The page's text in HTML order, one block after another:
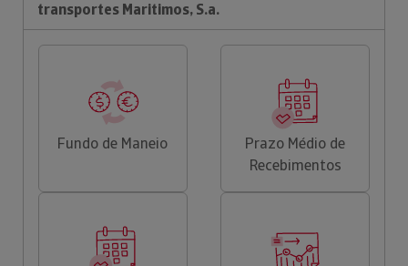
transportes Maritimos, S.a.
Fundo de Maneio
Prazo Médio de
Recebimentos